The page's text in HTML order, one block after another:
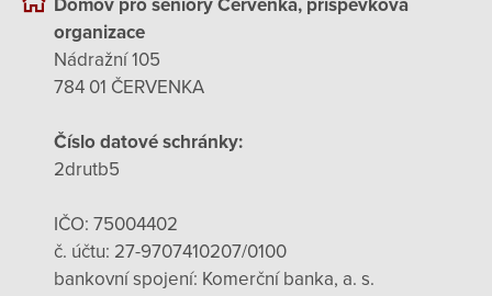
Domov pro seniory Červenka, příspěvková
organizace
Nádražní 105
784 01 ČERVENKA
Číslo datové schránky:
2drutb5
IČO: 75004402
č. účtu: 27-9707410207/0100
bankovní spojení: Komerční banka, a. s.